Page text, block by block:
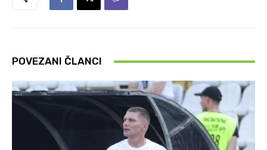
POVEZANI ČLANCI